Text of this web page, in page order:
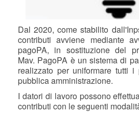
Dal 2020, come stabilito
contributi avviene mediante
pagoPA, in sostituzione del
Mav. PagoPA è un sistema di
realizzato per uniformare tutti i
pubblica amministrazione.
I datori di lavoro possono
contributi con le seguenti